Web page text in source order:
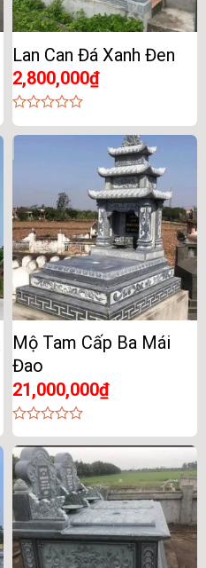
Lan Can Đá Xanh Đen
2,800,000₫
0
out
Mộ Tam Cấp Ba Mái
Đao
21,000,000₫
0
out
of
5